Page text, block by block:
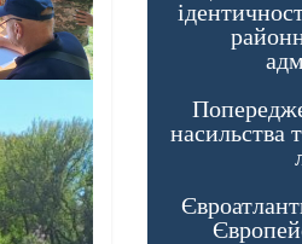
насильства